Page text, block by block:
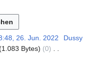
26. Jun. 2022
Dussy
1.083 Bytes
0